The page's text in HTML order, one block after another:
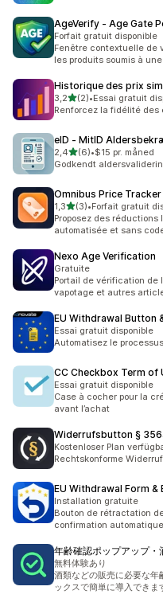
AgeVerify ‑ Age Gate
Forfait gratuit disponible
Fenêtre contextuelle de
les produits soumis à
Historique des prix
3,2étoile(s) sur 5
(2)
2 avis au total
•Essai gratuit
Renforcez la fidélité
eID ‑ MitID
2,4étoile(s) sur 5
(6)
6 avis au total
•$15 pr. måned
Godkendt
Omnibus Price Tracker
1,3étoile(s) sur 5
(3)
3 avis au total
•Forfait gratuit
Proposez des
automatisée et sans
Nexo Age Verification
Gratuite
Portail de vérification de
vapotage et autres
EU Withdrawal Button
Essai gratuit disponible
Automatisez le
CC Checkbox Term of
Essai gratuit disponible
Case à cocher pour la
avant l’achat
Widerrufsbutton §
Kostenloser Plan
Rechtskonforme
EU Withdrawal Form &
Installation gratuite
Bouton de rétractation
confirmation
年齢確認ポップアップ
無料体験あり
酒類などの販売に必要な
ックスで簡単に導入できま